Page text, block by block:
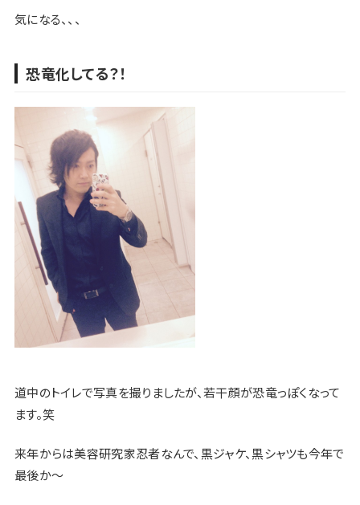
気になる、、、
恐竜化してる？！
道中のトイレで写真を撮りましたが、若干顔が恐竜っぽくなって
ます。笑
来年からは美容研究家忍者なんで、黒ジャケ、黒シャツも今年で
最後か〜